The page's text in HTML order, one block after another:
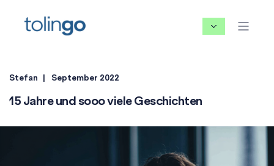
Stefan September 2022
15 Jahre und sooo viele Geschichten